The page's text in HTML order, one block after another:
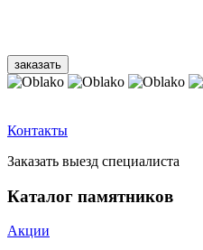
Контакты
Заказать выезд специалиста
Каталог памятников
Акции